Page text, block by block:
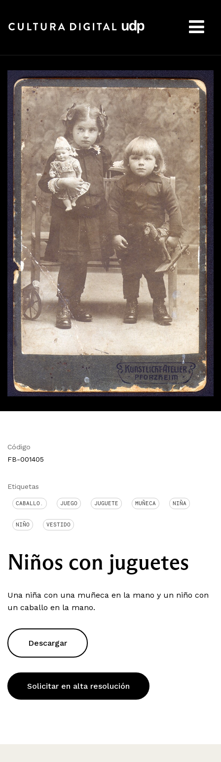
Código
FB-001405
Etiquetas
CABALLO. JUEGO JUGUETE MUÑECA NIÑA
NIÑO VESTIDO
Niños con juguetes
Una niña con una muñeca en la mano y un niño con
un caballo en la mano.
Descargar
Solicitar en alta resolución